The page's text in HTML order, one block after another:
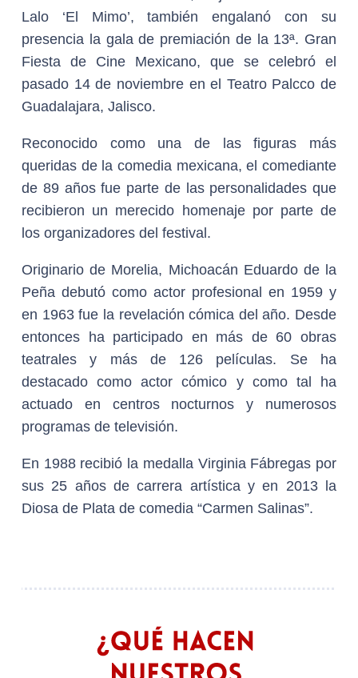
Lalo ‘El Mimo’, también engalanó con su
presencia la gala de premiación de la 13ª. Gran
Fiesta de Cine Mexicano, que se celebró el
pasado 14 de noviembre en el Teatro Palcco de
Guadalajara, Jalisco.
Reconocido como una de las figuras más
queridas de la comedia mexicana, el comediante
de 89 años fue parte de las personalidades que
recibieron un merecido homenaje por parte de
los organizadores del festival.
Originario de Morelia, Michoacán Eduardo de la
Peña debutó como actor profesional en 1959 y
en 1963 fue la revelación cómica del año. Desde
entonces ha participado en más de 60 obras
teatrales y más de 126 películas. Se ha
destacado como actor cómico y como tal ha
actuado en centros nocturnos y numerosos
programas de televisión.
En 1988 recibió la medalla Virginia Fábregas por
sus 25 años de carrera artística y en 2013 la
Diosa de Plata de comedia “Carmen Salinas”.